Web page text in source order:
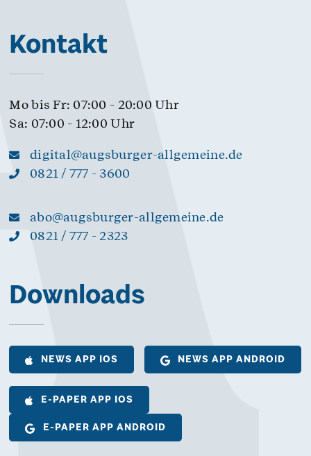
Kontakt
Mo bis Fr: 07:00 - 20:00 Uhr
Sa: 07:00 - 12:00 Uhr
digital@augsburger-allgemeine.de
0821 / 777 - 3600
abo@augsburger-allgemeine.de
0821 / 777 - 2323
Downloads
NEWS APP IOS NEWS APP ANDROID
E-PAPER APP IOS
E-PAPER APP ANDROID